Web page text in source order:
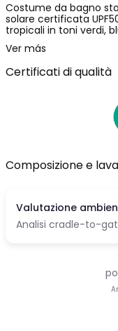
Costume da bagno
solare certificata
tropicali in toni verdi,
vibrante e
dona un tocco
elastico che
Disponibile nelle taglie
Ver más
Certificati di qualità
Composizione e